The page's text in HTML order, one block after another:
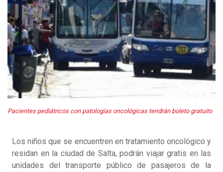
Pacientes pediátricos con patologías oncológicas tendrán boleto gratuito
Los niños que se encuentren en tratamiento oncológico y
residan en la ciudad de Salta, podrán viajar gratis en las
unidades del transporte público de pasajeros de la